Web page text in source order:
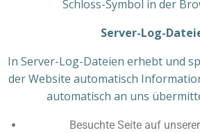
Schloss-Symbol in der
Server-Log-
In Server-Log-Dateien erhebt und
der Website automatisch
automatisch an uns
Besuchte Seite auf